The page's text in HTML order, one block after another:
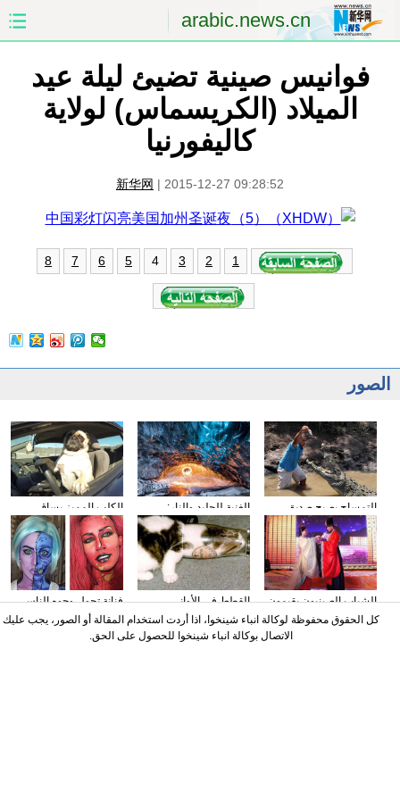
arabic.news.cn
الصين الصفحة الأولى
الشرق الأوسط العالم
العلوم والصحة الثقافة والتعليم
الرياضة السياحة والبيئة
مؤتمر صحفى للخارجية
فوانيس صينية تضيئ ليلة عيد
الميلاد (الكريسماس) لولاية
كاليفورنيا
新华网 | 2015-12-27 09:28:52
1
2
3
4
5
6
7
8
الصور
الكلب المميز يساق
السيارات
الغنية للجليد والنار:
المصور يلتقط صورا في
الأنهار الجليدية
التمساح يصبح صديق
الناس في كوستا ريكا
فنانة تحول وجوه الناس
إلى الشخصيات الكرتونية
باستخدام الماكياج
القطط في الأواني
الزجاجية
الشباب الصينيون يقيمون
حفل الزفاف وفقا لطريقة
"أسرة هان"
كل الحقوق محفوظة لوكالة انباء شينخوا، اذا أردت استخدام المقالة أو الصور، يجب عليك
الاتصال بوكالة انباء شينخوا للحصول على الحق.